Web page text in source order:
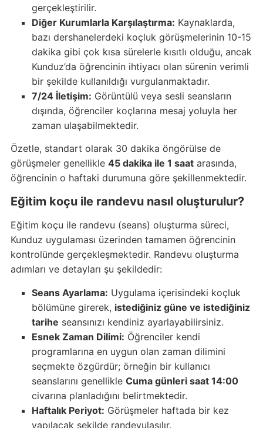
gerçekleştirilir.
Diğer Kurumlarla Karşılaştırma: Kaynaklarda,
bazı dershanelerdeki koçluk görüşmelerinin 10-15
dakika gibi çok kısa sürelerle kısıtlı olduğu, ancak
Kunduz’da öğrencinin ihtiyacı olan sürenin verimli
bir şekilde kullanıldığı vurgulanmaktadır.
7/24 İletişim: Görüntülü veya sesli seansların
dışında, öğrenciler koçlarına mesaj yoluyla her
zaman ulaşabilmektedir.
Özetle, standart olarak 30 dakika öngörülse de
görüşmeler genellikle 45 dakika ile 1 saatarasında,
öğrencinin o haftaki durumuna göre şekillenmektedir.
Eğitim koçu ile randevu nasıl oluşturulur?
Eğitim koçu ile randevu (seans) oluşturma süreci,
Kunduz uygulaması üzerinden tamamen öğrencinin
kontrolünde gerçekleşmektedir. Randevu oluşturma
adımları ve detayları şu şekildedir:
Seans Ayarlama: Uygulama içerisindeki koçluk
bölümüne girerek, istediğiniz güne ve istediğiniz
tarihe seansınızı kendiniz ayarlayabilirsiniz.
Esnek Zaman Dilimi: Öğrenciler kendi
programlarına en uygun olan zaman dilimini
seçmekte özgürdür; örneğin bir kullanıcı
seanslarını genellikle Cuma günleri saat 14:00
civarına planladığını belirtmektedir.
Haftalık Periyot: Görüşmeler haftada bir kez
yapılacak şekilde randevulaşılır.